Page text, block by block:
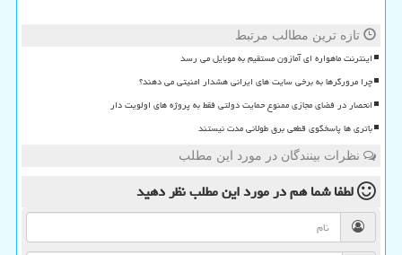
تازه ترین مطالب مرتبط
اینترنت ماهواره ای آمازون مستقیم به موبایل می رسد
چرا مرورگرها به برخی سایت های ایرانی هشدار امنیتی می دهند؟
انحصار در فضای مجازی ممنوع حمایت دولتی فقط به پروژه های اولویت دار
باتری ها پاسخگوی قطعی برق طولانی مدت نیستند
نظرات بینندگان در مورد این مطلب
لطفا شما همدر مورد این مطلبنظر دهید